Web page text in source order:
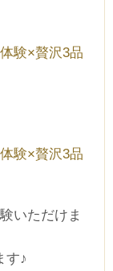
験×贅沢3品
験×贅沢3品
いただけま
す♪